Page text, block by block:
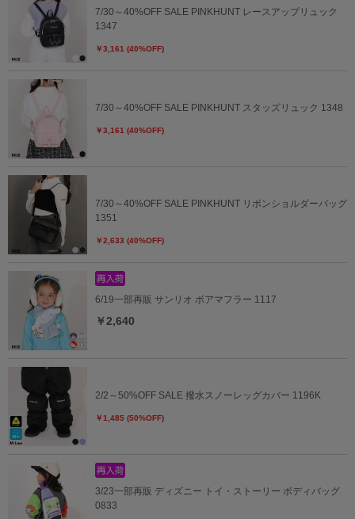
7/30～40%OFF SALE PINKHUNT レースアップリュック
1347
￥3,161 (40%OFF)
7/30～40%OFF SALE PINKHUNT スタッズリュック 1348
￥3,161 (40%OFF)
7/30～40%OFF SALE PINKHUNT リボンショルダーバッグ
1351
￥2,633 (40%OFF)
6/19一部再販 サンリオ ボアマフラー 1117
￥2,640
2/2～50%OFF SALE 撥水スノーレッグカバー 1196K
￥1,485 (50%OFF)
3/23一部再販 ディズニー トイ・ストーリー ボディバッグ
0833